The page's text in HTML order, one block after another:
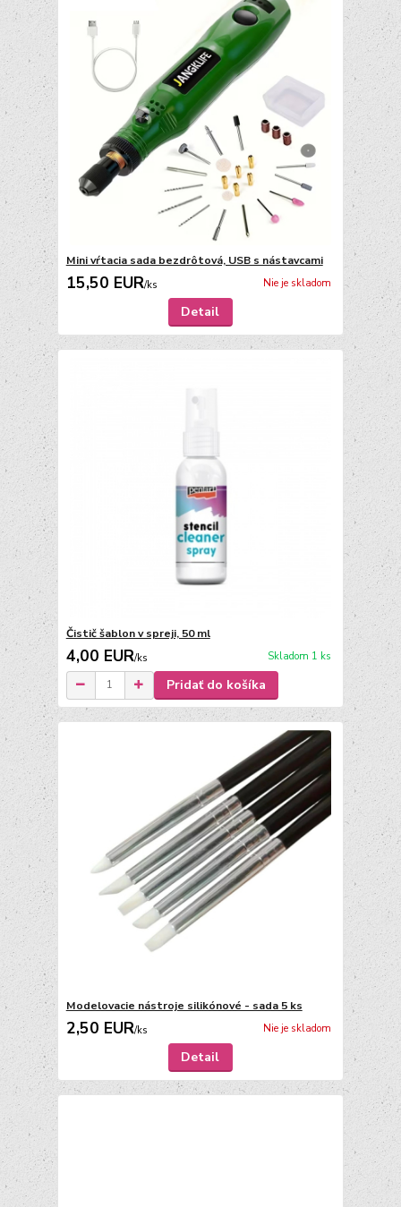
Mini vŕtacia sada bezdrôtová, USB s nástavcami
15,50 EUR/ks Nie je skladom
Detail
Čistič šablon v spreji, 50 ml
4,00 EUR/ks Skladom 1 ks
Pridať do košíka
Modelovacie nástroje silikónové - sada 5 ks
2,50 EUR/ks Nie je skladom
Detail